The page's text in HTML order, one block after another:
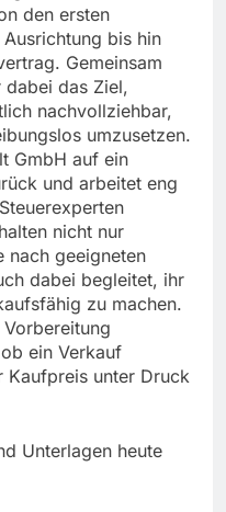
den ersten
bis hin
Gemeinsam
dabei das Ziel,
nachvollziehbar,
umzusetzen.
GmbH auf ein
und arbeitet eng
nicht nur
nach geeigneten
dabei begleitet, ihr
zu machen.
ein Verkauf
unter Druck
Unterlagen heute